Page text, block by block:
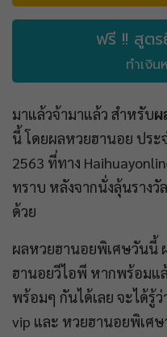
ฟรี !! สูต
ทำเงิ
มาแล้วจ้ามาแล้ว สำหรับผ
นี้ โดยผลหวยฮานอย ประ
2563 ที่ทาง
ทราบ หลังจากนั่งลุ้นราง
ด้วย
ผลหวยฮานอยพิเศษวันนี้
ฮานอยวีไอพี หากพร้อมแ
พร้อมๆ กันได้เลย จะได้รู้
vip และ หวยฮานอยพิเศ